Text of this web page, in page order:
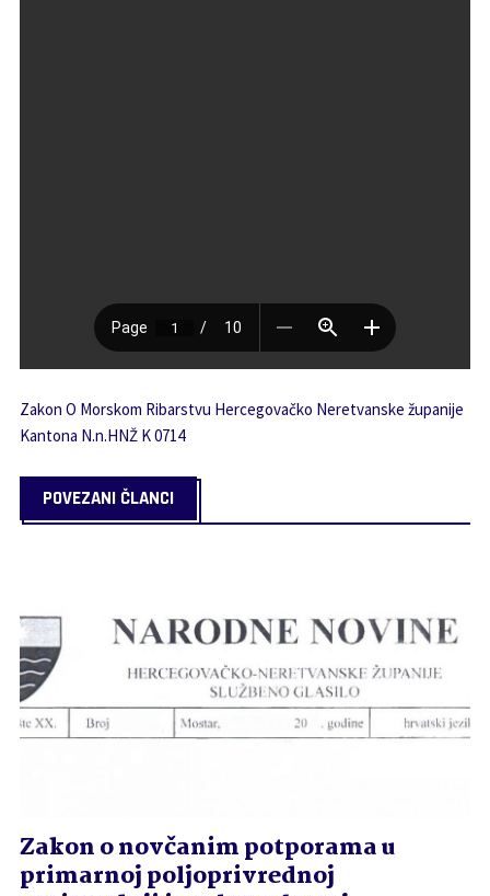
Zakon O Morskom Ribarstvu Hercegovačko Neretvanske županije
Kantona N.n.HNŽ K 0714
POVEZANI ČLANCI
Zakon o novčanim potporama u
primarnoj poljoprivrednoj